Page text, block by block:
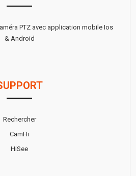
PTZ avec application mobile Ios
& Android
Rechercher
CamHi
HiSee